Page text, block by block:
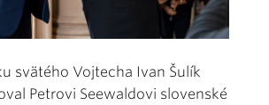
svätého Vojtecha Ivan Šulík
Petrovi Seewaldovi slovenské